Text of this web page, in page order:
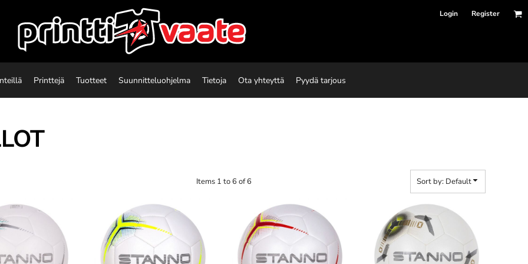
Login Register
Printtejä Tuotteet Suunnitteluohjelma Tietoja Ota yhteyttä Pyydä tarjous
Items 1 to 6 of 6 Sort by: Default